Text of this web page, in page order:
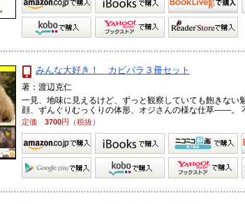
みんな大好き！ カピバラ３冊セット
著：渡辺克仁
一見、地味に見えるけど、ずっと観察していても飽きない
顔、ずんぐりむっくりの体形、オジさんの様な仕草――。
定価 3700円（税抜）